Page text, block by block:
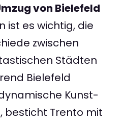
von Bielefeld
ist es wichtig, die
zwischen
Städten
Bielefeld
Kunst-
besticht Trento mit